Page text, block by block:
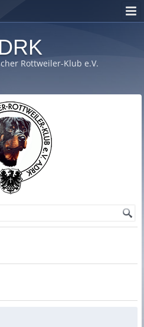
Rottweiler-Klub e.V.